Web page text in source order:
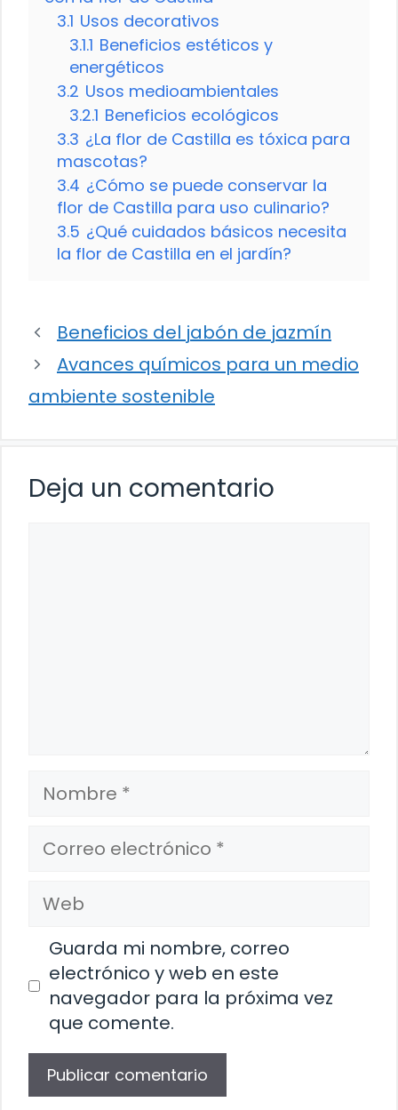
3.1 Usos decorativos
3.1.1 Beneficios estéticos y
energéticos
3.2 Usos medioambientales
3.2.1 Beneficios ecológicos
3.3 ¿La flor de Castilla es tóxica para
mascotas?
3.4 ¿Cómo se puede conservar la
flor de Castilla para uso culinario?
3.5 ¿Qué cuidados básicos necesita
la flor de Castilla en el jardín?
Beneficios del jabón de jazmín
Avances químicos para un medio
ambiente sostenible
Deja un comentario
Nombre
Correo
electrónico
Web
Guarda mi nombre, correo
electrónico y web en este
navegador para la próxima vez
que comente.